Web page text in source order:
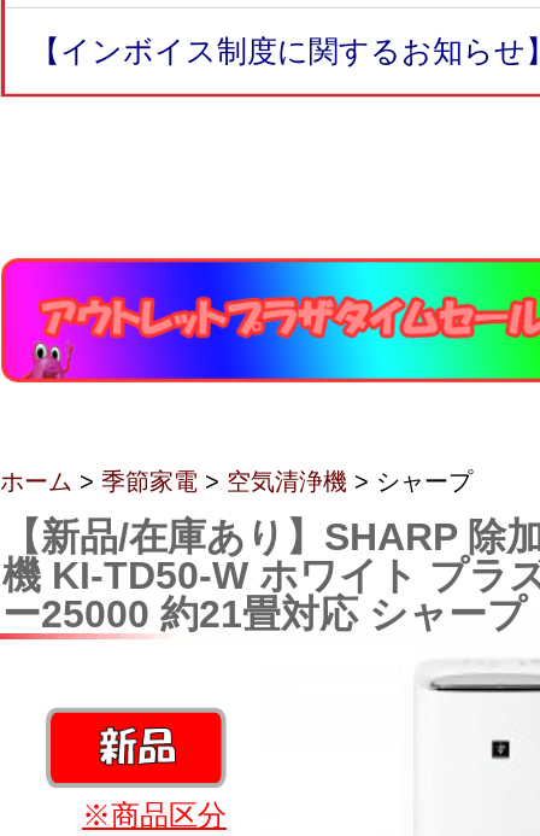
【インボイス制度に関するお知らせ
ホーム > 季節家電 > 空気清浄機 > シャープ
【新品/在庫あり】SHARP 除
機 KI-TD50-W ホワイト プラ
ー25000 約21畳対応 シャープ
※商品区分